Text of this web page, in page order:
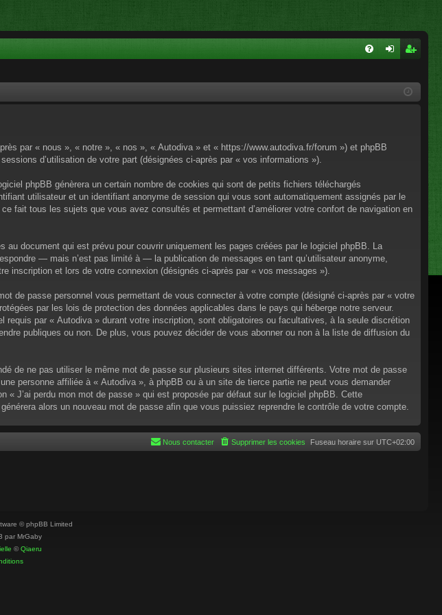
cri
par « nous », « notre », « nos », « Autodiva » et « https://www.autodiva.fr/forum ») et phpBB
d’utilisation de votre part (désignées ci-après par « vos informations »).
phpBB génèrera un certain nombre de cookies qui sont de petits fichiers téléchargés
utilisateur et un identifiant anonyme de session qui vous sont automatiquement assignés par le
fait tous les sujets que vous avez consultés et permettant d’améliorer votre confort de navigation en
document qui est prévu pour couvrir uniquement les pages créées par le logiciel phpBB. La
— mais n’est pas limité à — la publication de messages en tant qu’utilisateur anonyme,
inscription et lors de votre connexion (désignés ci-après par « vos messages »).
de passe personnel vous permettant de vous connecter à votre compte (désigné ci-après par « votre
par les lois de protection des données applicables dans le pays qui héberge notre serveur.
par « Autodiva » durant votre inscription, sont obligatoires ou facultatives, à la seule discrétion
publiques ou non. De plus, vous pouvez décider de vous abonner ou non à la liste de diffusion du
de ne pas utiliser le même mot de passe sur plusieurs sites internet différents. Votre mot de passe
personne affiliée à « Autodiva », à phpBB ou à un site de tierce partie ne peut vous demander
J’ai perdu mon mot de passe » qui est proposée par défaut sur le logiciel phpBB. Cette
alors un nouveau mot de passe afin que vous puissiez reprendre le contrôle de votre compte.
Fuseau horaire sur UTC+02:00
Supprimer les cookies
Nous contacter
© phpBB Limited
par MrGaby
©Qiaeru